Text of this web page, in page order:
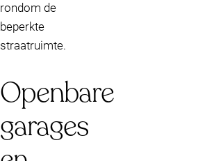
rondom de
beperkte
straatruimte.
Openbare
garages